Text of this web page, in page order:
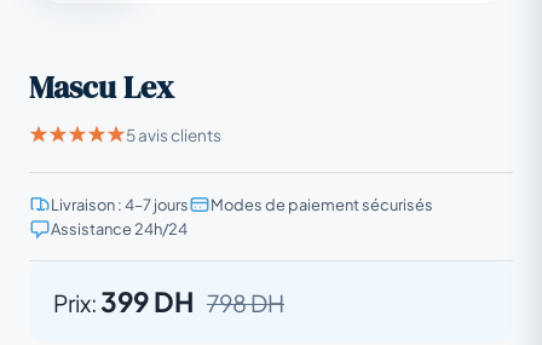
Mascu Lex
5 avis clients
Livraison : 4–7 jours
Modes de paiement sécurisés
Assistance 24h/24
Prix:399 DH 798 DH